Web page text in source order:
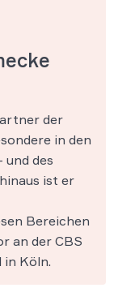
der
in den
und des
ist er
Bereichen
an der CBS
Köln.